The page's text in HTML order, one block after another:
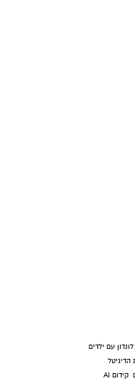
לונדון עם ילדים
הדיגיטל
קידום AI